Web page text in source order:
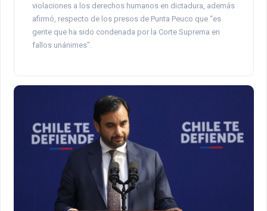
violaciones a los derechos humanos en dictadura, además
afirmó, respecto de los presos de Punta Peuco que “es
gente que ha sido condenada por la Corte Suprema en
fallos unánimes”.